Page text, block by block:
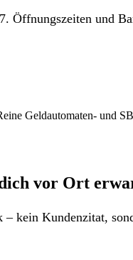
Öffnungszeiten und
Geldautomaten-
vor Ort
kein Kundenzitat,